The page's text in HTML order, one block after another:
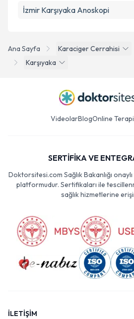
Ana Sayfa Karaciger Cerrahisi
Karşıyaka
İzmir Karşıyaka Anoskopi
VideolarBlogOnline Terapi
SERTİFİKA VE
Doktorsitesi.com Sağlık Bakanlığı
platformudur. Sertifikaları ile
sağlık hizmetlerine
İLETİŞİM